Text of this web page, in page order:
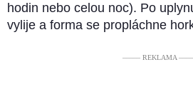
hodin nebo celou noc). Po
vylije a forma se propláchne
––––– REKLAMA